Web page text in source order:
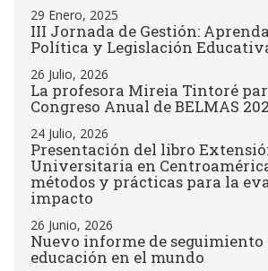
29 Enero, 2025
III Jornada de Gestión:
Política y Legislación
26 Julio, 2026
La profesora Mireia Tintoré
Congreso Anual de BELMAS
24 Julio, 2026
Presentación del libro
Universitaria en
métodos y prácticas para la
impacto
26 Junio, 2026
Nuevo informe de seguimiento
educación en el mundo